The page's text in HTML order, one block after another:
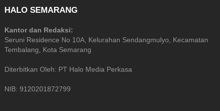
HALO SEMARANG
Kantor dan Redaksi:
Seruni Residence No 10A, Kelurahan Sendangmulyo, Kecamatan
Tembalang, Kota Semarang
Diterbitkan Oleh: PT Halo Media Perkasa
NIB: 9120201872799